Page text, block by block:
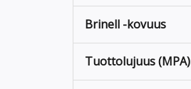
Brinell -kovuus
Tuottolujuus (MPA)